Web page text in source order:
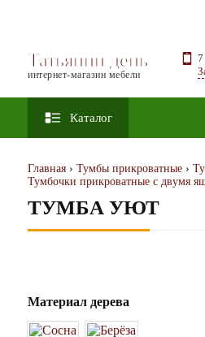
Татьянин день
интернет-магазин мебели
7
Каталог
Главная › Тумбы прикроватные ›
Тумбочки прикроватные с двумя
ТУМБА УЮТ
Материал дерева